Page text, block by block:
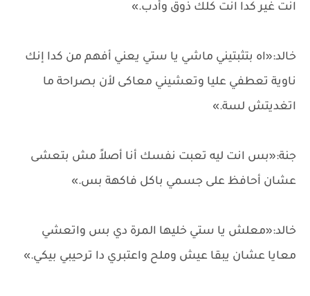
انت غير كدا انت كلك ذوق وأدب.»
خالد:«اه بتثبتيني ماشي يا ستي يعني أفهم من كدا إنك
ناوية تعطفي عليا وتعشيني معاكى لأن بصراحة ما
اتغديتش لسة.»
جنة:«بس انت ليه تعبت نفسك أنا أصلاً مش بتعشى
عشان أحافظ على جسمي باكل فاكهة بس.»
خالد:«معلش يا ستي خليها المرة دي بس واتعشي
معايا عشان يبقا عيش وملح واعتبري دا ترحيبي بيكي.»